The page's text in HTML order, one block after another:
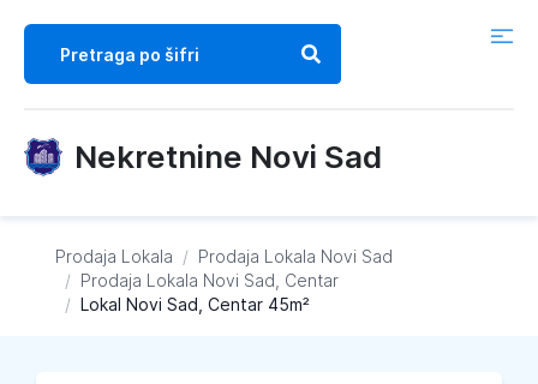
Nekretnine Novi Sad
Prodaja Lokala / Prodaja Lokala Novi Sad
/ Prodaja Lokala Novi Sad, Centar
/ Lokal Novi Sad, Centar 45m²